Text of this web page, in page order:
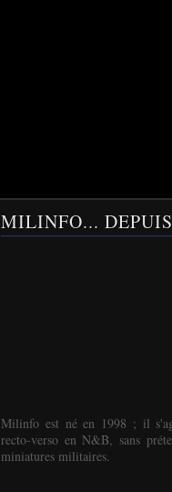
MILINFO...
Milinfo est né en 1998 ; il
recto-verso en N&B, sans
miniatures militaires.